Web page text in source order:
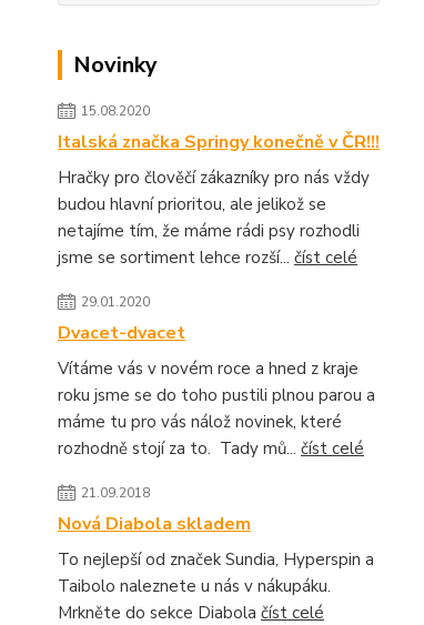
Novinky
15.08.2020
Italská značka Springy konečně v ČR!!!
Hračky pro člověčí zákazníky pro nás vždy
budou hlavní prioritou, ale jelikož se
netajíme tím, že máme rádi psy rozhodli
jsme se sortiment lehce rozší... číst celé
29.01.2020
Dvacet-dvacet
Vítáme vás v novém roce a hned z kraje
roku jsme se do toho pustili plnou parou a
máme tu pro vás nálož novinek, které
rozhodně stojí za to. Tady mů... číst celé
21.09.2018
Nová Diabola skladem
To nejlepší od značek Sundia, Hyperspin a
Taibolo naleznete u nás v nákupáku.
Mrkněte do sekce Diabola číst celé